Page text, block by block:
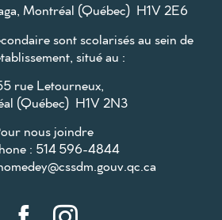
Montréal (Québec) H1V 2E6
sont scolarisés au sein de
situé au :
rue Letourneux,
(Québec) H1V 2N3
nous joindre
: 514 596-4844